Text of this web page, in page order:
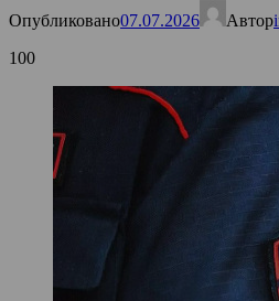
Опубликовано07.07.2026 Автор
100